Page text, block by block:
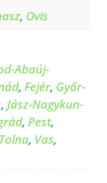
, Ovis
Abaúj-
, Fejér, Győr-
, Jász-Nagykun-
, Pest,
Tolna, Vas,